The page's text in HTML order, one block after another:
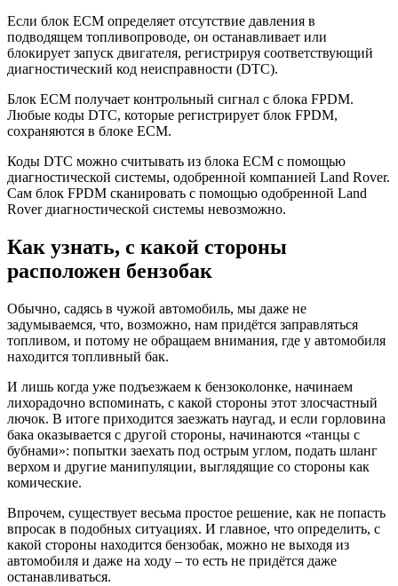
Если блок ECM определяет отсутствие давления в
подводящем топливопроводе, он останавливает или
блокирует запуск двигателя, регистрируя соответствующий
диагностический код неисправности (DTC).
Блок ECM получает контрольный сигнал с блока FPDM.
Любые коды DTC, которые регистрирует блок FPDM,
сохраняются в блоке ECM.
Коды DTC можно считывать из блока ECM с помощью
диагностической системы, одобренной компанией Land Rover.
Сам блок FPDM сканировать с помощью одобренной Land
Rover диагностической системы невозможно.
Как узнать, с какой стороны
расположен бензобак
Обычно, садясь в чужой автомобиль, мы даже не
задумываемся, что, возможно, нам придётся заправляться
топливом, и потому не обращаем внимания, где у автомобиля
находится топливный бак.
И лишь когда уже подъезжаем к бензоколонке, начинаем
лихорадочно вспоминать, с какой стороны этот злосчастный
лючок. В итоге приходится заезжать наугад, и если горловина
бака оказывается с другой стороны, начинаются «танцы с
бубнами»: попытки заехать под острым углом, подать шланг
верхом и другие манипуляции, выглядящие со стороны как
комические.
Впрочем, существует весьма простое решение, как не попасть
впросак в подобных ситуациях. И главное, что определить, с
какой стороны находится бензобак, можно не выходя из
автомобиля и даже на ходу – то есть не придётся даже
останавливаться.